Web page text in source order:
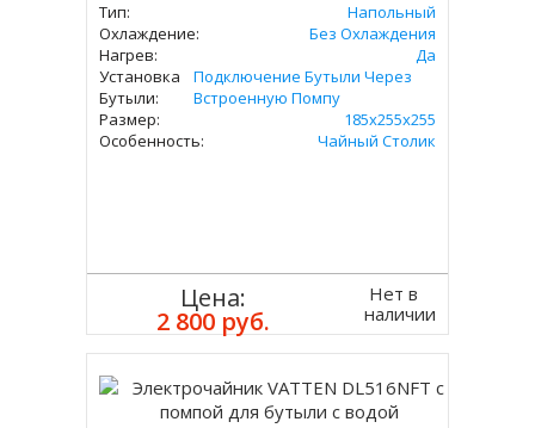
Тип:
Напольный
Охлаждение:
Без Охлаждения
Нагрев:
Да
Установка
Бутыли:
Подключение Бутыли Через
Встроенную Помпу
Размер:
185х255х255
Особенность:
Чайный Столик
Цена:
2 800 руб.
Нет в
наличии